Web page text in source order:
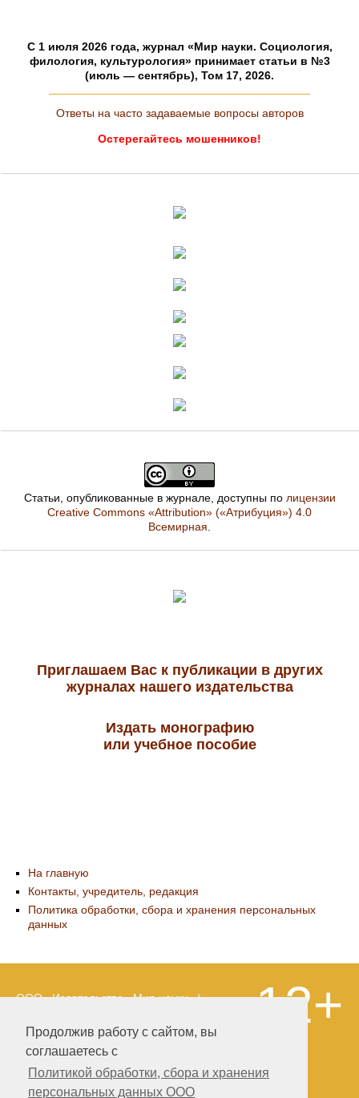
Продолжив работу с сайтом, вы
соглашаетесь с
Политикой обработки, сбора и хранения
персональных данных ООО
C 1 июля 2026 года, журнал «Мир науки. Социология,
филология, культурология» принимает статьи в №3
(июль — сентябрь), Том 17, 2026.
Ответы на часто задаваемые вопросы авторов
Остерегайтесь мошенников!
Статьи, опубликованные в журнале, доступны по лицензии
Creative Commons «Attribution» («Атрибуция») 4.0
Всемирная
Приглашаем Вас к публикации в других
журналах нашего издательства
Издать монографию
или учебное пособие
На главную
Контакты, учредитель, редакция
Политика обработки, сбора и хранения персональных
данных
ООО «Издательство «Мир науки» \
LLC Материалы, размещенные на сайте,
охраняются Законом о защите авторских
прав. Публикация любых материалов
этого сайта запрещена без
предварительного согласования с
12+